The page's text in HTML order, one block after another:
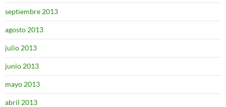
septiembre 2013
agosto 2013
julio 2013
junio 2013
mayo 2013
abril 2013